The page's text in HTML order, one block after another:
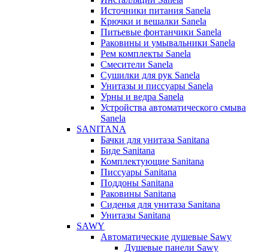
Источники питания Sanela
Крючки и вешалки Sanela
Питьевые фонтанчики Sanela
Раковины и умывальники Sanela
Рем комплекты Sanela
Смесители Sanela
Сушилки для рук Sanela
Унитазы и писсуары Sanela
Урны и ведра Sanela
Устройства автоматического смыва
Sanela
SANITANA
Бачки для унитаза Sanitana
Биде Sanitana
Комплектующие Sanitana
Писсуары Sanitana
Поддоны Sanitana
Раковины Sanitana
Сиденья для унитаза Sanitana
Унитазы Sanitana
SAWY
Автоматические душевые Sawy
Душевые панели Sawy